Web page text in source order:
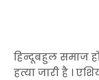
हिन्दूबहुल समाज
हत्या जारी है ।